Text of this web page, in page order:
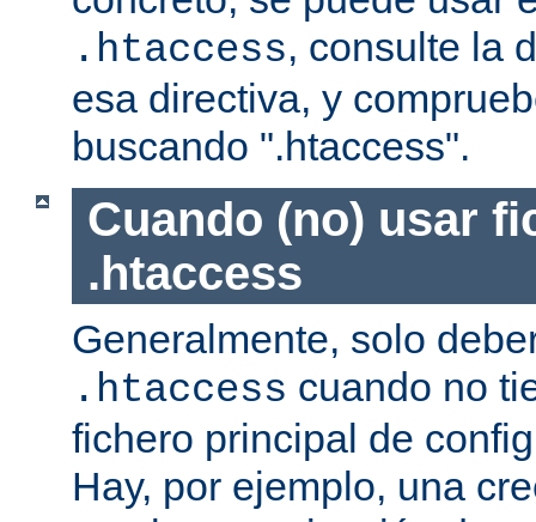
.htaccess, consulte la
esa directiva, y
buscando ".htaccess".
Cuando (no) usar
.htaccess
Generalmente, solo
.htaccess cuando no
fichero principal de
Hay, por ejemplo, una